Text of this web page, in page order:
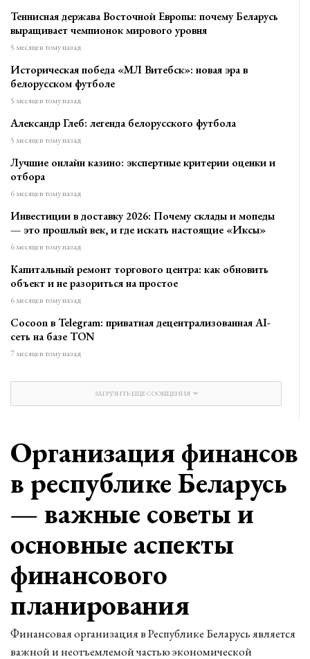
Теннисная держава Восточной Европы: почему Беларусь
выращивает чемпионок мирового уровня
5 месяцев тому назад
Историческая победа «МЛ Витебск»: новая эра в
белорусском футболе
5 месяцев тому назад
Александр Глеб: легенда белорусского футбола
5 месяцев тому назад
Лучшие онлайн казино: экспертные критерии оценки и
отбора
6 месяцев тому назад
Инвестиции в доставку 2026: Почему склады и мопеды
— это прошлый век, и где искать настоящие «Иксы»
6 месяцев тому назад
Капитальный ремонт торгового центра: как обновить
объект и не разориться на простое
6 месяцев тому назад
Cocoon в Telegram: приватная децентрализованная AI-
сеть на базе TON
7 месяцев тому назад
ЗАГРУЗИТЬ ЕЩЕ СООБЩЕНИЯ
Организация финансов
в республике Беларусь
— важные советы и
основные аспекты
финансового
планирования
Финансовая организация в Республике Беларусь является
важной и неотъемлемой частью экономической